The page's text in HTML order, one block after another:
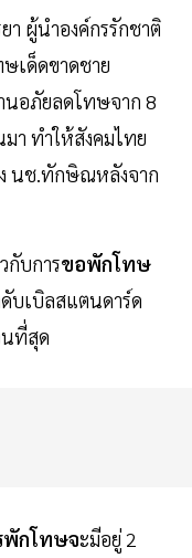
า ผู้นำองค์กรรักชาติ
เด็ดขาดชาย
นอภัยลดโทษจาก 8
า ทำให้สังคมไทย
นช.ทักษิณหลังจาก
กับการขอพักโทษ
บเบิลสแตนดาร์ด
นที่สุด
พักโทษจะมีอยู่ 2